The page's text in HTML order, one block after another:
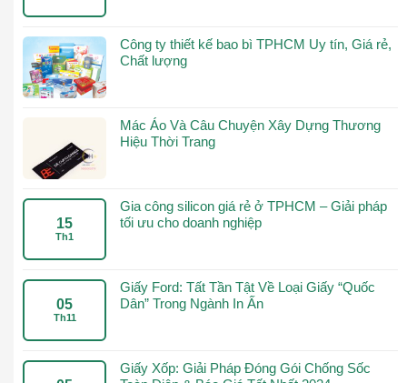
Công ty thiết kế bao bì TPHCM Uy tín, Giá rẻ,
Chất lượng
Mác Áo Và Câu Chuyện Xây Dựng Thương
Hiệu Thời Trang
15
Th1
Gia công silicon giá rẻ ở TPHCM – Giải pháp
tối ưu cho doanh nghiệp
05
Th11
Giấy Ford: Tất Tần Tật Về Loại Giấy “Quốc
Dân” Trong Ngành In Ấn
Giấy Xốp: Giải Pháp Đóng Gói Chống Sốc